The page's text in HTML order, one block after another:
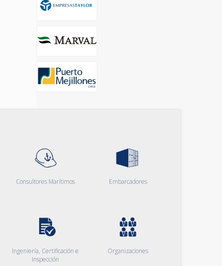
Consultores Marítimos Embarcadores
Ingeniería, Certificación e
Inspección
Organizaciones